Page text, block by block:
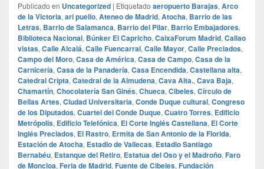
Publicado en Uncategorized | Etiquetado aeropuerto Barajas, Arco
de la Victoria, ari puello, Ateneo de Madrid, Atocha, Barrio de las
Letras, Barrio de Salamanca, Barrio del Pilar, Barrio Embajadores,
Biblioteca Nacional, Búnker El Capricho, CaixaForum Madrid, Callao
vistas, Calle Alcalá, Calle Fuencarral, Calle Mayor, Calle Preciados,
Campo del Moro, Casa de América, Casa de Campo, Casa de la
Carnicería, Casa de la Panadería, Casa Encendida, Castellana alta,
Catedral Cripta, Catedral de la Almudena, Cava Alta., Cava Baja,
Chamartín, Chocolatería San Ginés, Chueca, Cibeles, Círculo de
Bellas Artes, Ciudad Universitaria, Conde Duque cultural, Congreso
de los Diputados, Cuartel del Conde Duque, Cuatro Torres, Edificio
Metrópolis, Edificio Telefónica, El Corte Inglés Castellana, El Corte
Inglés Preciados, El Rastro, Ermita de San Antonio de la Florida,
Estación de Atocha, Estadio de Vallecas, Estadio Santiago
Bernabéu, Estanque del Retiro, Estatua del Oso y el Madroño, Faro
de Moncloa, Feria de Madrid, Fuente de Cibeles, Fundación